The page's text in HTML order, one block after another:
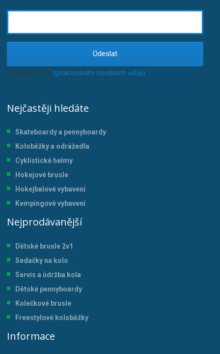
Odeslat
Souhlasím se zpracováním osobních údajů.
Nejčastěji hledáte
Skateboardy a pennyboardy
Koloběžky a odrážedla
Cyklistické helmy
Hokejové brusle
Hokejbalové vybavení
Kempingové vybavení
Nejprodávanější
Dětské brusle 2v1
Sedačky na kolo
Servis a údržba kola
Dětské pennyboardy
Kolečkové brusle
Freestylové koloběžky
Informace